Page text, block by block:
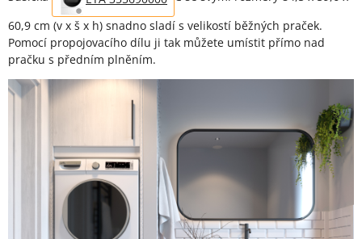
60,9 cm (v x š x h) snadno sladí s velikostí běžných praček.
Pomocí propojovacího dílu ji tak můžete umístit přímo nad
pračku s předním plněním.